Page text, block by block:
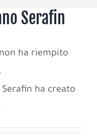
Serafin
ha riempito
ha creato